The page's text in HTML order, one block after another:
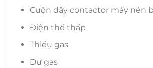
Cuộn dây contactor máy nén
Điện thế thấp
Thiếu gas
Dư gas